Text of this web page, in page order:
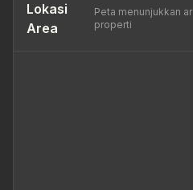
Lokasi
Area
Peta menunjukkan
properti